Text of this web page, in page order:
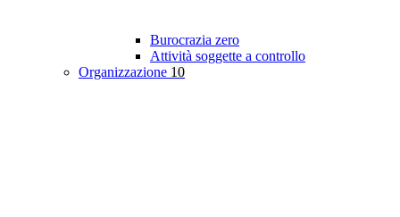
Burocrazia zero
Attività soggette a controllo
Organizzazione 10